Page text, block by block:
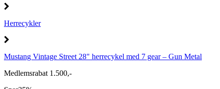
Herrecykler
Mustang Vintage Street 28" herrecykel med 7 gear – Gun Metal
Medlemsrabat 1.500,-